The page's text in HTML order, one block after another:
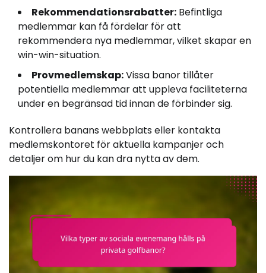
Rekommendationsrabatter: Befintliga
medlemmar kan få fördelar för att
rekommendera nya medlemmar, vilket skapar en
win-win-situation.
Provmedlemskap:Vissa banor tillåter
potentiella medlemmar att uppleva faciliteterna
under en begränsad tid innan de förbinder sig.
Kontrollera banans webbplats eller kontakta
medlemskontoret för aktuella kampanjer och
detaljer om hur du kan dra nytta av dem.